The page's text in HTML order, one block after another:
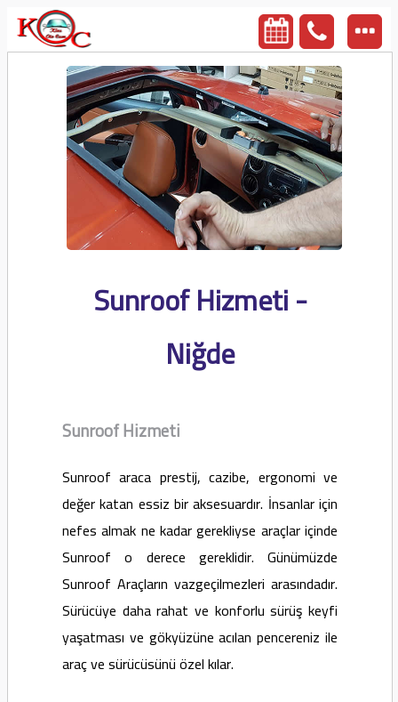
Sunroof Hizmeti -
Niğde
Sunroof Hizmeti
Sunroof araca prestij, cazibe, ergonomi ve
değer katan essiz bir aksesuardır. İnsanlar için
nefes almak ne kadar gerekliyse araçlar içinde
Sunroof o derece gereklidir. Günümüzde
Sunroof Araçların vazgeçilmezleri arasındadır.
Sürücüye daha rahat ve konforlu sürüş keyfi
yaşatması ve gökyüzüne acılan pencereniz ile
araç ve sürücüsünü özel kılar.